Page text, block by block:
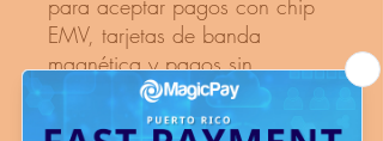
para aceptar pagos con chip
EMV, tarjetas de banda
magnética y pagos sin
contacto (NFC) lo convierte en
una solución integral para